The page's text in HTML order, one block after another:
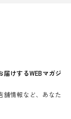
けするWEBマガジ
舗情報など、あなた